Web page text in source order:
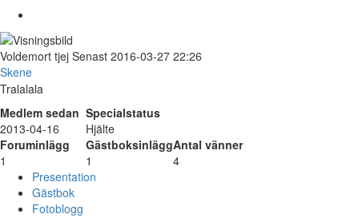
Voldemort tjej Senast 2016-03-27 22:26
Skene
Tralalala
Medlem sedan Specialstatus
2013-04-16
Hjälte
Foruminlägg
GästboksinläggAntal vänner
1
1
4
Presentation
Gästbok
Fotoblogg